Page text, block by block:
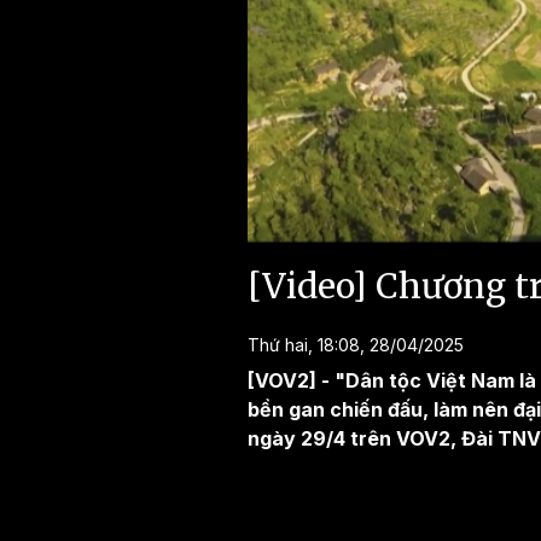
[Video] Chương
Thứ hai, 18:08, 28/04/2025
[VOV2] - "Dân tộc Việt Nam
bền gan chiến đấu, làm nên
ngày 29/4 trên VOV2, Đài